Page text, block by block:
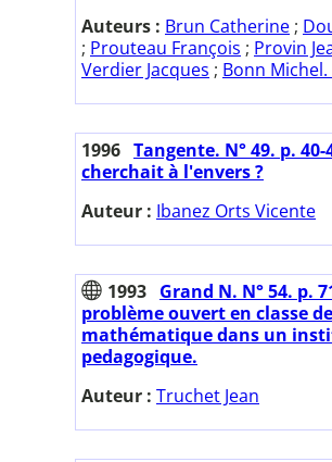
Auteurs : Brun Catherine ;
; Prouteau François ; Provin
Verdier Jacques ; Bonn Michel.
1996 Tangente. N° 49. p. 40-
cherchait à l'envers ?
Auteur : Ibanez Orts Vicente
1993 Grand N. N° 54. p.
problème ouvert en classe de
mathématique dans un
pedagogique.
Auteur : Truchet Jean